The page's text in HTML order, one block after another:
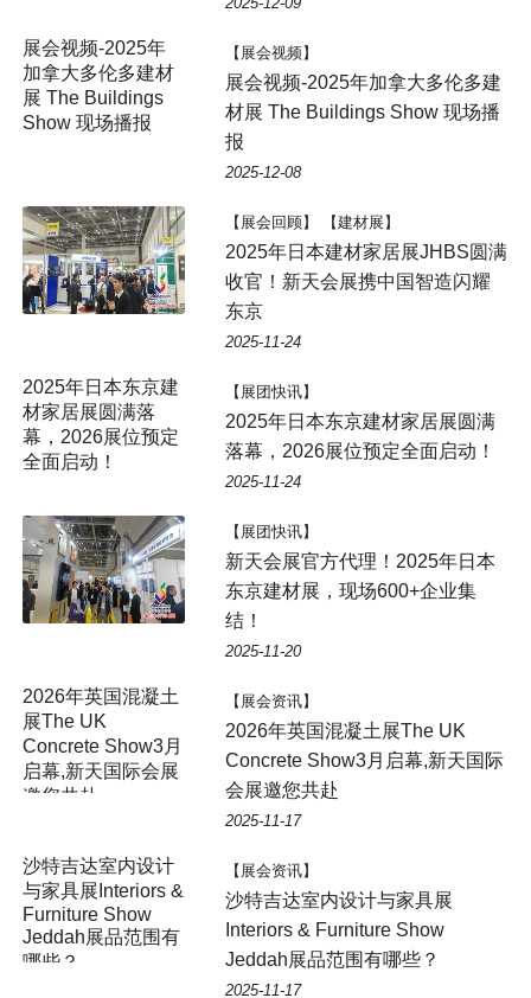
【展会视频】
展会视频-2025年加拿大多伦多建
材展 The Buildings Show 现场播
报
2025-12-08
【展会回顾】 【建材展】
2025年日本建材家居展JHBS圆满
收官！新天会展携中国智造闪耀
东京
2025-11-24
2025年日本东京建
材家居展圆满落
幕，2026展位预定
全面启动！
【展团快讯】
2025年日本东京建材家居展圆满
落幕，2026展位预定全面启动！
2025-11-24
【展团快讯】
新天会展官方代理！2025年日本
东京建材展，现场600+企业集
结！
2025-11-20
2026年英国混凝土
展The UK
Concrete Show3月
启幕,新天国际会展
邀您共赴
【展会资讯】
2026年英国混凝土展The UK
Concrete Show3月启幕,新天国际
会展邀您共赴
2025-11-17
沙特吉达室内设计
与家具展Interiors &
Furniture Show
Jeddah展品范围有
哪些？
【展会资讯】
沙特吉达室内设计与家具展
Interiors & Furniture Show
Jeddah展品范围有哪些？
2025-11-17